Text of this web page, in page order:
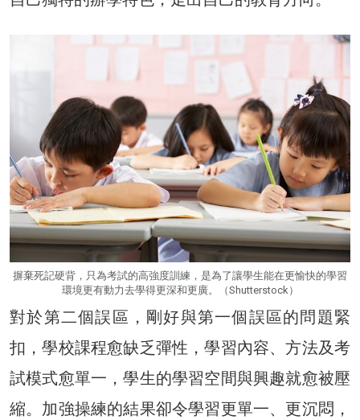
摒棄死記硬背，只為考試的高強度訓練，是為了讓學生能在更愉快的學習
環境更有動力去學得更深和更廣。（Shutterstock）
對於第二個誤區，剛好與第一個誤區的問題緊
扣，學校課程愈缺乏彈性，學習內容、方法及考
試模式愈單一，學生的學習空間與興趣就愈被壓
縮。加強操練的結果卻令學習更單一、更沉悶，